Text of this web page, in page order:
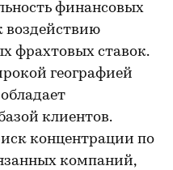
финансовых
воздействию
фрахтовых ставок.
географией
клиентов.
концентрации по
компаний,